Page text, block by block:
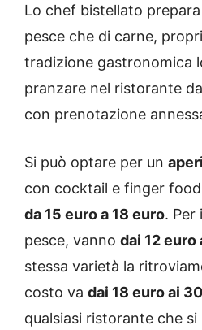
Lo chef bistellato
pesce che di carne,
tradizione gastronomica
pranzare nel ristorante
con prenotazione
Si può optare per un
con cocktail e finger
da 15 euro a 18 euro. Per i
pesce, vanno dai 12 euro
stessa varietà la
costo va dai 18 euro ai
qualsiasi ristorante che